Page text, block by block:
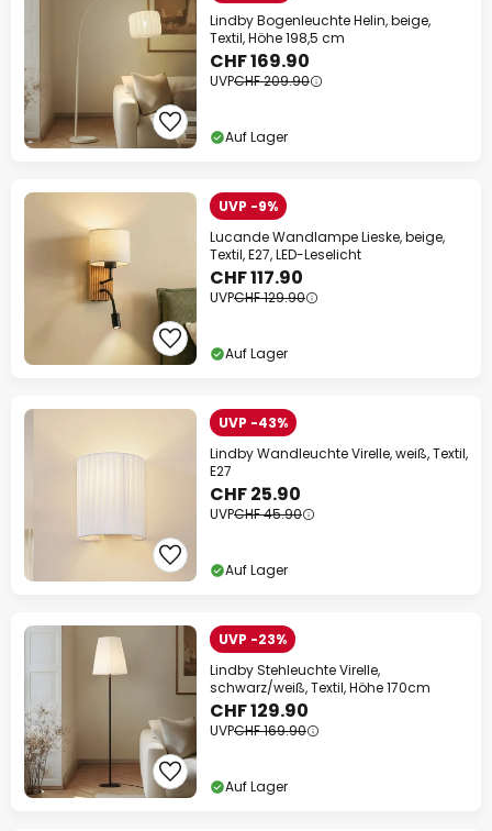
Lindby Bogenleuchte Helin, beige,
Textil, Höhe 198,5 cm
CHF 169.90
UVPCHF 209.90
Auf Lager
UVP -9%
Lucande Wandlampe Lieske, beige,
Textil, E27, LED-Leselicht
CHF 117.90
UVPCHF 129.90
Auf Lager
UVP -43%
Lindby Wandleuchte Virelle, weiß, Textil,
E27
CHF 25.90
UVPCHF 45.90
Auf Lager
UVP -23%
Lindby Stehleuchte Virelle,
schwarz/weiß, Textil, Höhe 170cm
CHF 129.90
UVPCHF 169.90
Auf Lager